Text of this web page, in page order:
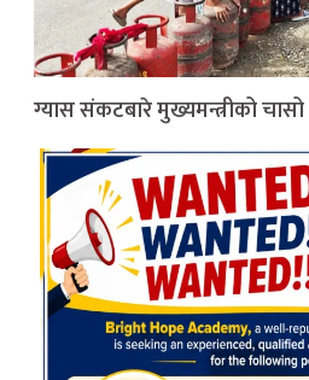
ग्यास संकटबारे मुख्यमन्त्रीको चासो